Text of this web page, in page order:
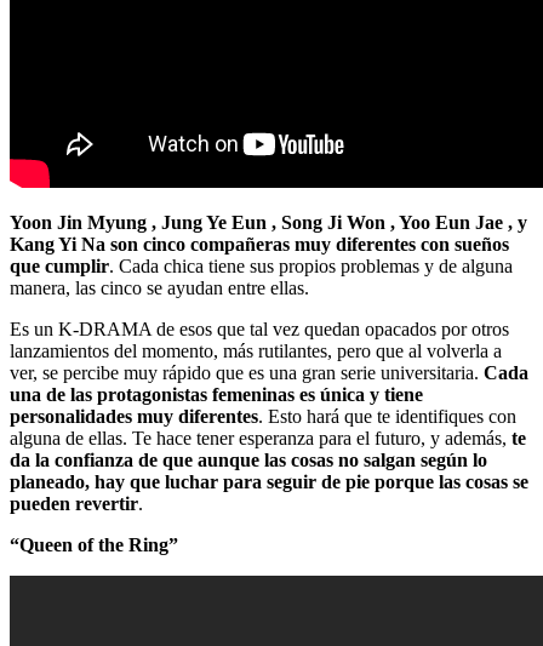
Yoon Jin Myung , Jung Ye Eun , Song Ji Won , Yoo Eun Jae , y
Kang Yi Na son cinco compañeras muy diferentes con sueños
que cumplir. Cada chica tiene sus propios problemas y de alguna
manera, las cinco se ayudan entre ellas.
Es un K-DRAMA de esos que tal vez quedan opacados por otros
lanzamientos del momento, más rutilantes, pero que al volverla a
ver, se percibe muy rápido que es una gran serie universitaria. Cada
una de las protagonistas femeninas es única y tiene
personalidades muy diferentes. Esto hará que te identifiques con
alguna de ellas. Te hace tener esperanza para el futuro, y además, te
da la confianza de que aunque las cosas no salgan según lo
planeado, hay que luchar para seguir de pie porque las cosas se
pueden revertir.
“Queen of the Ring”